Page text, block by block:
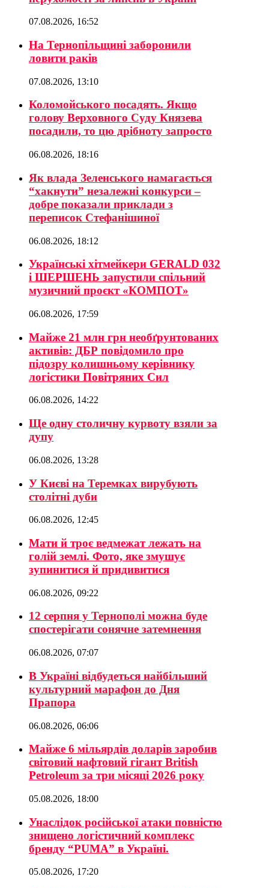
07.08.2026, 16:52
На Тернопільщині заборонили
ловити раків
07.08.2026, 13:10
Коломойського посадять. Якщо
голову Верховного Суду Князева
посадили, то цю дрібноту запросто
06.08.2026, 18:16
Як влада Зеленського намагається
“хакнути” незалежні конкурси –
добре показали приклади з
переписок Стефанішиної
06.08.2026, 18:12
Українські хітмейкери GERALD 032
і ШЕРШЕНЬ запустили спільний
музичний проєкт «КОМПОТ»
06.08.2026, 17:59
Майже 21 млн грн необґрунтованих
активів: ДБР повідомило про
підозру колишньому керівнику
логістики Повітряних Сил
06.08.2026, 14:22
Ще одну столичну курвоту взяли за
дупу
06.08.2026, 13:28
У Києві на Теремках вирубують
столітні дуби
06.08.2026, 12:45
Мати й троє ведмежат лежать на
голій землі. Фото, яке змушує
зупинитися й придивитися
06.08.2026, 09:22
12 серпня у Тернополі можна буде
спостерігати сонячне затемнення
06.08.2026, 07:07
В Україні відбудеться найбільший
культурний марафон до Дня
Прапора
06.08.2026, 06:06
Майже 6 мільярдів доларів заробив
світовий нафтовий гігант British
Petroleum за три місяці 2026 року
05.08.2026, 18:00
Унаслідок російської атаки повністю
знищено логістичний комплекс
бренду “PUMA” в Україні.
05.08.2026, 17:20